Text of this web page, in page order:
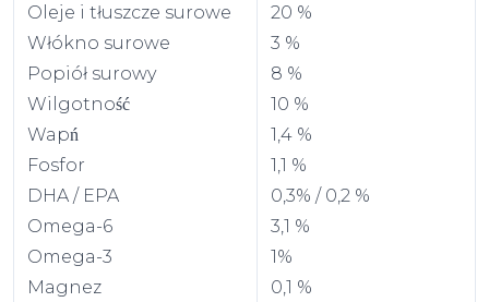
Oleje i tłuszcze surowe
Włókno surowe
Popiół surowy
Wilgotność
Wapń
Fosfor
DHA / EPA
Omega-6
Omega-3
Magnez
20 %
3 %
8 %
10 %
1,4 %
1,1 %
0,3% / 0,2 %
3,1 %
1%
0,1 %